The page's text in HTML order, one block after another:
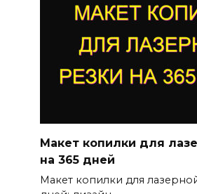
Макет копилки для
на 365 дней
Макет копилки для